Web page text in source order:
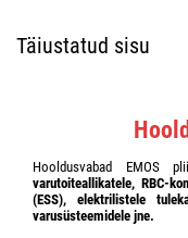
Täiustatud sisu
Hooldusvabad EMOS
varutoiteallikatele, RBC-
(ESS), elektrilistele
varusüsteemidele jne.